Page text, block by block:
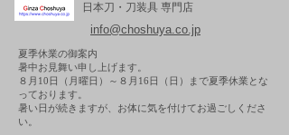
日本刀・刀装具 専門店
info@choshuya.co.jp
夏季休業の御案内
暑中お見舞い申し上げます。
８月10日（月曜日）～８月16日（日）まで夏季休業とな
っております。
​暑い日が続きますが、お体に気を付けてお過ごしくださ
い。